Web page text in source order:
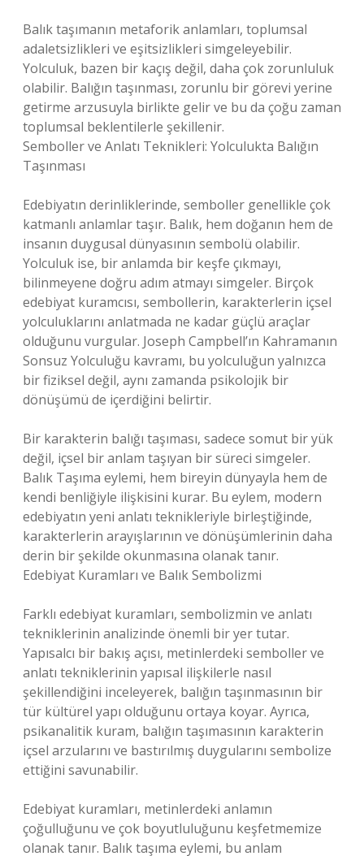
Balık taşımanın metaforik anlamları, toplumsal
adaletsizlikleri ve eşitsizlikleri simgeleyebilir.
Yolculuk, bazen bir kaçış değil, daha çok zorunluluk
olabilir. Balığın taşınması, zorunlu bir görevi yerine
getirme arzusuyla birlikte gelir ve bu da çoğu zaman
toplumsal beklentilerle şekillenir.
Semboller ve Anlatı Teknikleri: Yolculukta Balığın
Taşınması
Edebiyatın derinliklerinde, semboller genellikle çok
katmanlı anlamlar taşır. Balık, hem doğanın hem de
insanın duygusal dünyasının sembolü olabilir.
Yolculuk ise, bir anlamda bir keşfe çıkmayı,
bilinmeyene doğru adım atmayı simgeler. Birçok
edebiyat kuramcısı, sembollerin, karakterlerin içsel
yolculuklarını anlatmada ne kadar güçlü araçlar
olduğunu vurgular. Joseph Campbell’ın Kahramanın
Sonsuz Yolculuğu kavramı, bu yolculuğun yalnızca
bir fiziksel değil, aynı zamanda psikolojik bir
dönüşümü de içerdiğini belirtir.
Bir karakterin balığı taşıması, sadece somut bir yük
değil, içsel bir anlam taşıyan bir süreci simgeler.
Balık Taşıma eylemi, hem bireyin dünyayla hem de
kendi benliğiyle ilişkisini kurar. Bu eylem, modern
edebiyatın yeni anlatı teknikleriyle birleştiğinde,
karakterlerin arayışlarının ve dönüşümlerinin daha
derin bir şekilde okunmasına olanak tanır.
Edebiyat Kuramları ve Balık Sembolizmi
Farklı edebiyat kuramları, sembolizmin ve anlatı
tekniklerinin analizinde önemli bir yer tutar.
Yapısalcı bir bakış açısı, metinlerdeki semboller ve
anlatı tekniklerinin yapısal ilişkilerle nasıl
şekillendiğini inceleyerek, balığın taşınmasının bir
tür kültürel yapı olduğunu ortaya koyar. Ayrıca,
psikanalitik kuram, balığın taşımasının karakterin
içsel arzularını ve bastırılmış duygularını sembolize
ettiğini savunabilir.
Edebiyat kuramları, metinlerdeki anlamın
çoğulluğunu ve çok boyutluluğunu keşfetmemize
olanak tanır. Balık taşıma eylemi, bu anlam